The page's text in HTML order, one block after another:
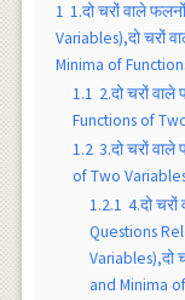
1 1.दो चरों वाले
Variables),दो चरों
Minima of
1.1 2.दो चरों
Functions of
1.2 3.दो चरों
of Two
1.2.1 4.दो
Questions
Variables),दो
and Minima